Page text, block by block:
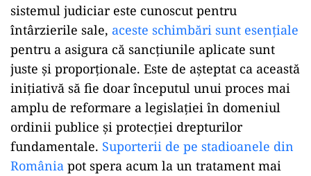
sistemul judiciar este cunoscut pentru
întârzierile sale, aceste schimbări sunt esențiale
pentru a asigura că sancțiunile aplicate sunt
juste și proporționale. Este de așteptat ca această
inițiativă să fie doar începutul unui proces mai
amplu de reformare a legislației în domeniul
ordinii publice și protecției drepturilor
fundamentale. Suporterii de pe stadioanele din
România pot spera acum la un tratament mai